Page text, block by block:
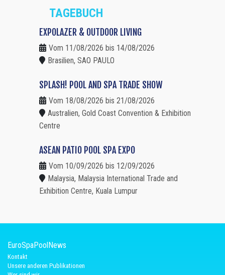
TAGEBUCH
EXPOLAZER & OUTDOOR LIVING
Vom 11/08/2026 bis 14/08/2026
Brasilien, SAO PAULO
SPLASH! POOL AND SPA TRADE SHOW
Vom 18/08/2026 bis 21/08/2026
Australien, Gold Coast Convention & Exhibition
Centre
ASEAN PATIO POOL SPA EXPO
Vom 10/09/2026 bis 12/09/2026
Malaysia, Malaysia International Trade and
Exhibition Centre, Kuala Lumpur
EuroSpaPoolNews
Kontakt
Unsere anderen Publikationen